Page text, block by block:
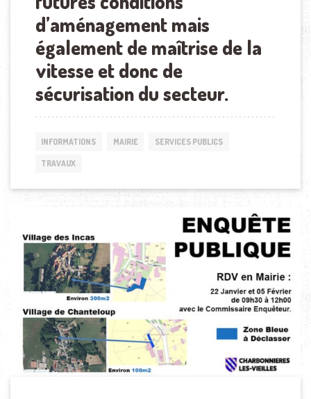
d’aménagement mais
également de maîtrise de la
vitesse et donc de
sécurisation du secteur.
INFORMATIONS MAIRIE SERVICES PUBLICS
TRAVAUX